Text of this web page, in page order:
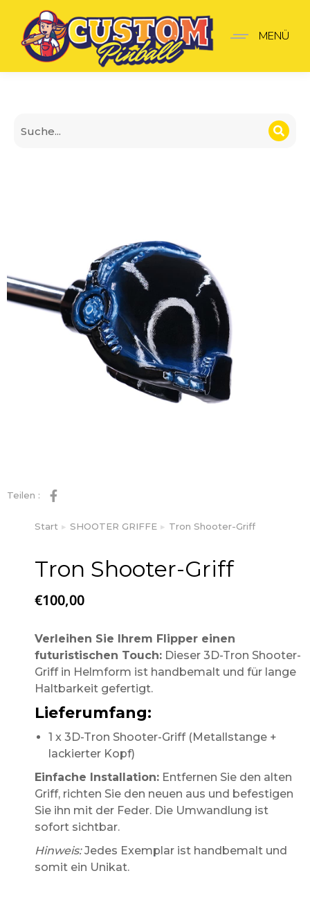
Tron Shooter-Griff
MENÜ
Teilen :
Sie befinden sich hier:
Start SHOOTER GRIFFE Tron Shooter-Griff
Tron Shooter-Griff
€100,00
Verleihen Sie Ihrem Flipper einen
futuristischen Touch: Dieser 3D-Tron Shooter-
Griff in Helmform ist handbemalt und für lange
Haltbarkeit gefertigt.
Lieferumfang:
1 x 3D-Tron Shooter-Griff (Metallstange +
lackierter Kopf)
Einfache Installation: Entfernen Sie den alten
Griff, richten Sie den neuen aus und befestigen
Sie ihn mit der Feder. Die Umwandlung ist
sofort sichtbar.
Hinweis:Jedes Exemplar ist handbemalt und
somit ein Unikat.